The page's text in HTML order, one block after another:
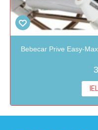
Bebecar Prive Easy-